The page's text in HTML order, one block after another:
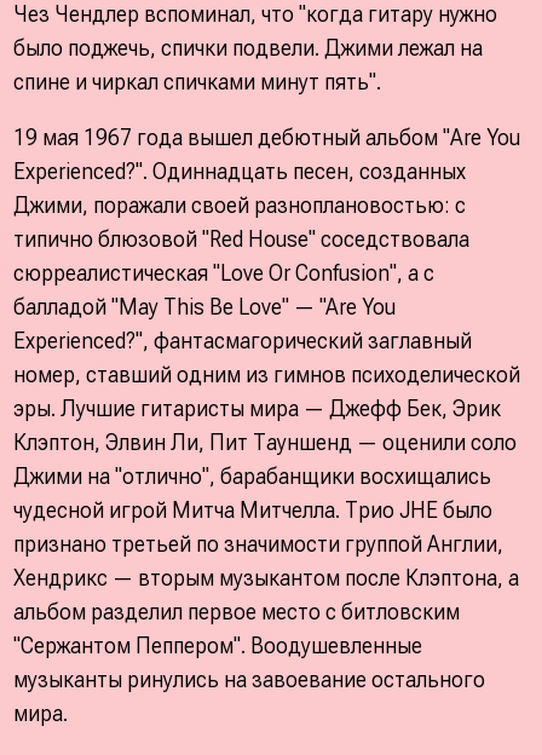
Чез Чендлер вспоминал, что "когда гитару нужно
было поджечь, спички подвели. Джими лежал на
спине и чиркал спичками минут пять".
19 мая 1967 года вышел дебютный альбом "Are You
Experienced?". Одиннадцать песен, созданных
Джими, поражали своей разноплановостью: с
типично блюзовой "Red House" соседствовала
сюрреалистическая "Love Or Confusion", а с
балладой "May This Be Love" — "Are You
Experienced?", фантасмагорический заглавный
номер, ставший одним из гимнов психоделической
эры. Лучшие гитаристы мира — Джефф Бек, Эрик
Клэптон, Элвин Ли, Пит Тауншенд — оценили соло
Джими на "отлично", барабанщики восхищались
чудесной игрой Митча Митчелла. Трио JНЕ было
признано третьей по значимости группой Англии,
Хендрикс — вторым музыкантом после Клэптона, а
альбом разделил первое место c битловским
"Сержантом Пеппером". Воодушевленные
музыканты ринулись на завоевание остального
мира.